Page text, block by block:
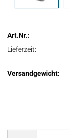
Art.Nr.:
Lieferzeit:
Versandgewicht: